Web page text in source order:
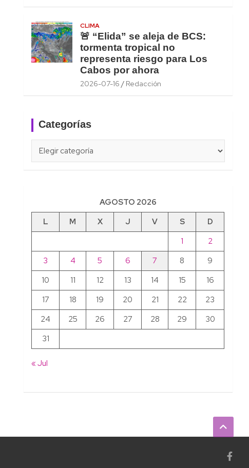
CLIMA
🚨 “Elida” se aleja de BCS:
tormenta tropical no
representa riesgo para Los
Cabos por ahora
2026-07-16 Redacción
Categorías
AGOSTO 2026
L
M X J V S
D
1
2
3
4 5 6 7 8
9
10
11 12 13 14 15
16
17
18 19 20 21 22
23
24
25 26 27 28 29
30
31
« Jul